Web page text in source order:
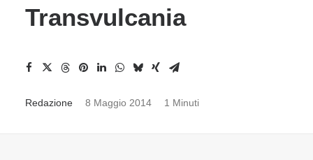
Transvulcania
Redazione 8 Maggio 2014 1 Minuti